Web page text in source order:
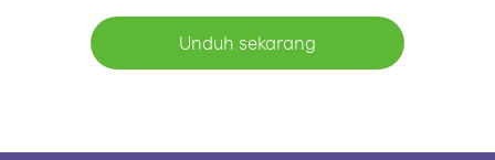
Unduh sekarang